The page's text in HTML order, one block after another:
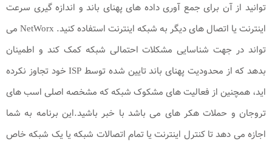
توانید از آن برای جمع آوری داده های پهنای باند و اندازه گیری سرعت
اینترنت یا اتصال های دیگر به شبکه اینترنت استفاده کنید. NetWorx می
تواند در جهت شناسایی مشکلات احتمالی شبکه کمک کند و اطمینان
بدهد که از محدودیت پهنای باند تایین شده توسط ISP خود تجاوز نکرده
اید، همچنین از فعالیت های مشکوک شبکه که مشخصه اصلی اسب های
تروجان و حملات هکر های می باشد با خبر باشید.این برنامه به شما
اجازه می دهد تا کنترل اینترنت یا تمام اتصالات شبکه یا یک شبکه خاص